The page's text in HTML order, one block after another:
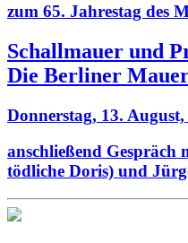
zum 65. Jahrestag des
Schallmauer und
Die Berliner
Donnerstag, 13. August,
anschließend
tödliche Doris) und